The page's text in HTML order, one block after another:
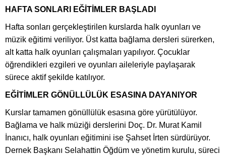
HAFTA SONLARI EĞİTİMLER BAŞLADI
Hafta sonları gerçekleştirilen kurslarda halk oyunları ve
müzik eğitimi veriliyor. Üst katta bağlama dersleri sürerken,
alt katta halk oyunları çalışmaları yapılıyor. Çocuklar
öğrendikleri ezgileri ve oyunları aileleriyle paylaşarak
sürece aktif şekilde katılıyor.
EĞİTİMLER GÖNÜLLÜLÜK ESASINA DAYANIYOR
Kurslar tamamen gönüllülük esasına göre yürütülüyor.
Bağlama ve halk müziği derslerini Doç. Dr. Murat Kamil
İnanıcı, halk oyunları eğitimini ise Şahset İrten sürdürüyor.
Dernek Başkanı Selahattin Öğdüm ve yönetim kurulu, süreci